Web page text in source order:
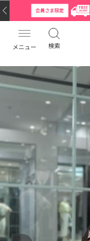
メニュー 検索